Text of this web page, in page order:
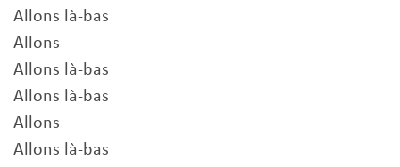
Allons là-bas
Allons
Allons là-bas
Allons là-bas
Allons
Allons là-bas